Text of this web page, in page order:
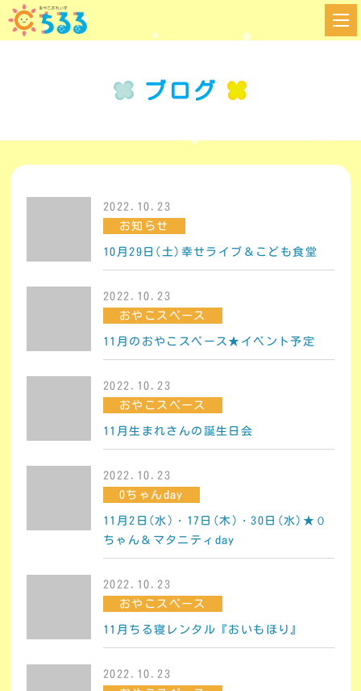
ブログ
2022.10.23
お知らせ
10月29日(土)幸せライブ＆こども食堂
2022.10.23
おやこスペース
11月のおやこスペース★イベント予定
2022.10.23
おやこスペース
11月生まれさんの誕生日会
2022.10.23
0ちゃんday
11月2日(水)・17日(木)・30日(水)★０
ちゃん＆マタニティday
2022.10.23
おやこスペース
11月ちる寝レンタル『おいもほり』
2022.10.23